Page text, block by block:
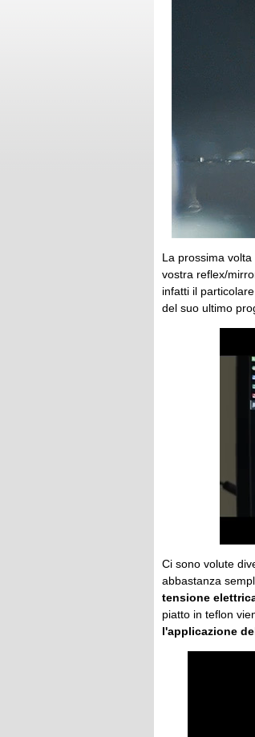
La prossima
vostra reflex/
infatti il
del suo ultimo
Ci sono volute
abbastanza
tensione
piatto in teflon
l'applicazione